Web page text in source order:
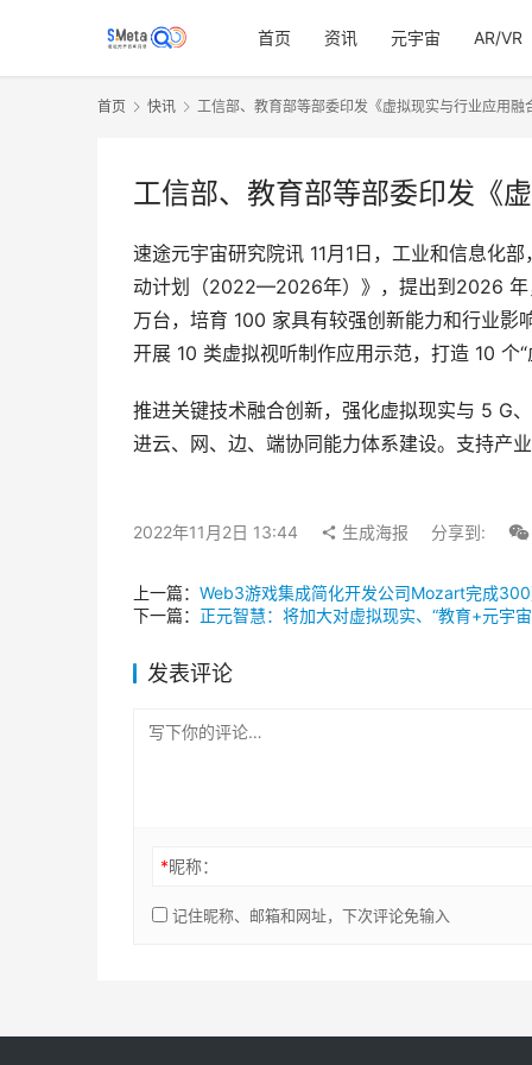
首页 资讯 元宇宙 AR/VR
首页 快讯 工信部、教育部等部委印发《虚拟现实与行业应用
工信部、教育部等部委印发《
速途元宇宙研究院讯 11月1日，工业和信息化
动计划（2022—2026年）》，提出到2026 年
万台，培育 100 家具有较强创新能力和行业影
开展 10 类虚拟视听制作应用示范，打造 10
推进关键技术融合创新，强化虚拟现实与 5 G
进云、网、边、端协同能力体系建设。支持产
2022年11月2日 13:44 生成海报 分享到:
上一篇： Web3游戏集成简化开发公司Mozart完成
下一篇： 正元智慧：将加大对虚拟现实、“教育+元宇
发表评论
*昵称：
记住昵称、邮箱和网址，下次评论免输入